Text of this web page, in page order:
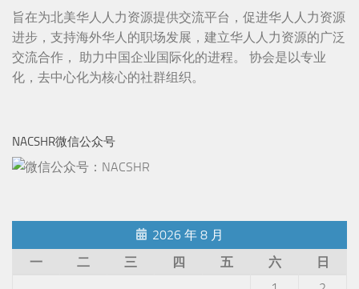
旨在为北美华人人力资源提供交流平台，促进华人人力资源
进步，支持海外华人的职场发展，建立华人人力资源的广泛
交流合作， 助力中国企业国际化的进程。 协会是以专业
化，去中心化为核心的社群组织。
NACSHR微信公众号
2026 年 8 月
一
二 三 四 五 六
日